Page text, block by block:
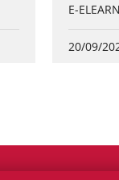
E-
20/09/